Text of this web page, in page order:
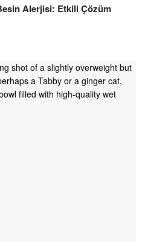
Alerjisi: Etkili Çözüm